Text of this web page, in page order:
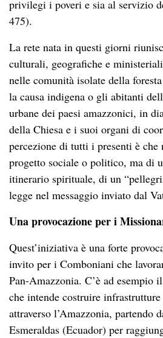
privilegi i poveri e sia al servizio
475).
La rete nata in questi giorni
culturali, geografiche e
nelle comunità isolate della
la causa indigena o gli abitanti
urbane dei paesi amazzonici, in
della Chiesa e i suoi organi di
percezione di tutti i presenti è
progetto sociale o politico, ma di
itinerario spirituale, di un
legge nel messaggio inviato dal
Una provocazione per i
Quest’iniziativa è una forte
invito per i Comboniani che
Pan-Amazzonia. C’è ad esempio
che intende costruire
attraverso l’Amazzonia, partendo
Esmeraldas (Ecuador) per